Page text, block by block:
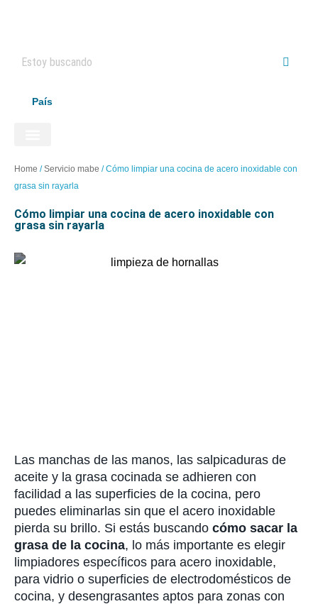
País
Home /Servicio mabe /Cómo limpiar una cocina de acero inoxidable con
grasa sin rayarla
cómo limpiar una cocina de acero inoxidable con
grasa sin rayarla
Las manchas de las manos, las salpicaduras de
aceite y la grasa cocinada se adhieren con
facilidad a las superficies de la cocina, pero
puedes eliminarlas sin que el acero inoxidable
pierda su brillo. Si estás buscando cómo sacar la
grasa de la cocina, lo más importante es elegir
limpiadores específicos para acero inoxidable,
para vidrio o superficies de electrodomésticos de
cocina, y desengrasantes aptos para zonas con